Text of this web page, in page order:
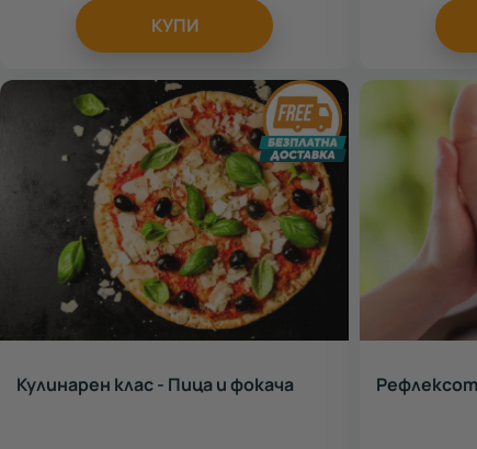
КУПИ
Кулинарен клас - Пица и фокача